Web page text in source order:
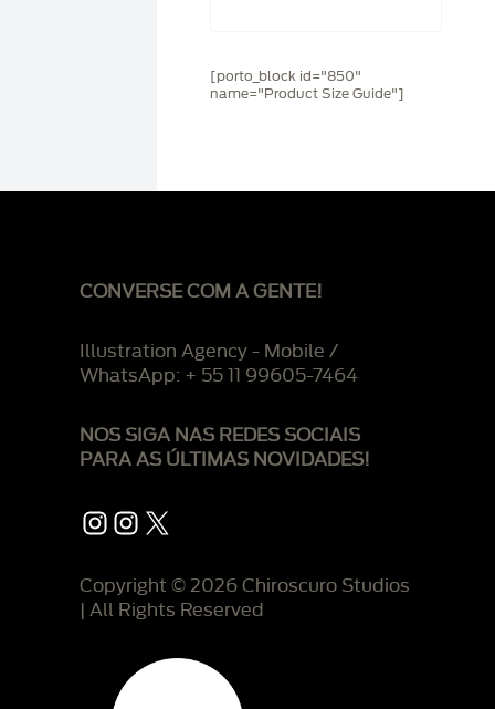
[porto_block id="850"
name="Product Size Guide"]
CONVERSE COM A GENTE!
Illustration Agency - Mobile /
WhatsApp: + 55 11 99605-7464
NOS SIGA NAS REDES SOCIAIS
PARA AS ÚLTIMAS NOVIDADES!
Instagram
Instagram
X
Copyright © 2026 Chiroscuro Studios
| All Rights Reserved